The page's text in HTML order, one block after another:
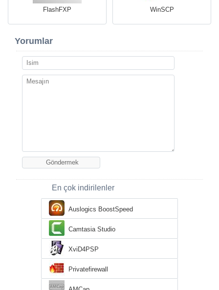
FlashFXP WinSCP
Yorumlar
En çok indirilenler
Auslogics BoostSpeed
Camtasia Studio
XviD4PSP
Privatefirewall